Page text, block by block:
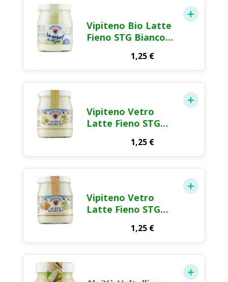
Vipiteno Bio Latte
Fieno STG Bianco
1,25 €
Vipiteno Vetro
Latte Fieno STG
1,25 €
Vipiteno Vetro
Latte Fieno STG
1,25 €